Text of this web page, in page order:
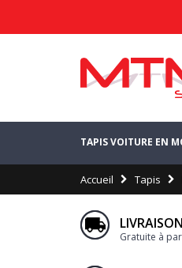
TAPIS VOITURE EN
Accueil Tapis
Gratuite à